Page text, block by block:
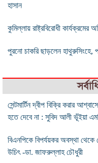
হাসান
কুমিল্লায় রাষ্ট্রবিরোধী
পুরনো চাকরি ছাড়লেন হাথুরুসিংহে,
সেন্টমার্টিন দ্বীপ বিক্রি করার
হতে দেবে না : সুবিদ আলী ভূঁইয়া
বিএনপিকে বিপর্যয়কর অবস্থা থেকে
উচিৎ -ডা. জাফরুল্লাহ চৌধুরী